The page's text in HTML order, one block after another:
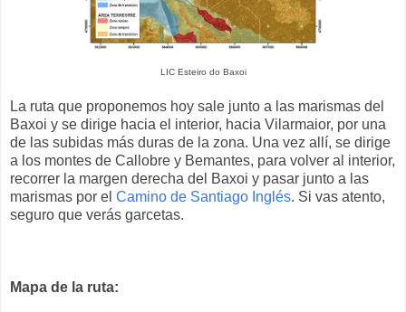
LIC Esteiro do Baxoi
La ruta que proponemos hoy sale junto a las marismas del
Baxoi y se dirige hacia el interior, hacia Vilarmaior, por una
de las subidas más duras de la zona. Una vez allí, se dirige
a los montes de Callobre y Bemantes, para volver al interior,
recorrer la margen derecha del Baxoi y pasar junto a las
marismas por el Camino de Santiago Inglés. Si vas atento,
seguro que verás garcetas.
Mapa de la ruta: